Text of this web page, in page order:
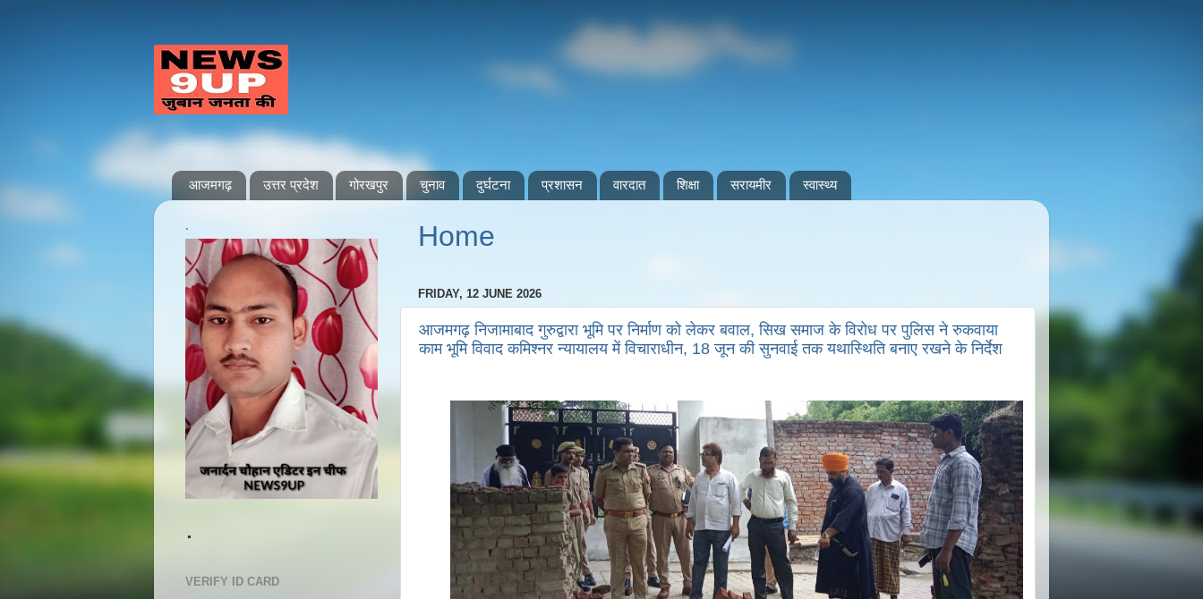
आजमगढ़ उत्तर प्रदेश गोरखपुर चुनाव दुर्घटना प्रशासन वारदात शिक्षा सरायमीर स्वास्थ्य
Home
FRIDAY, 12 JUNE 2026
आजमगढ़ निजामाबाद गुरुद्वारा भूमि पर निर्माण को लेकर बवाल, सिख समाज के विरोध पर पुलिस ने रुकवाया
काम भूमि विवाद कमिश्नर न्यायालय में विचाराधीन, 18 जून की सुनवाई तक यथास्थिति बनाए रखने के निर्देश
.
.
VERIFY ID CARD